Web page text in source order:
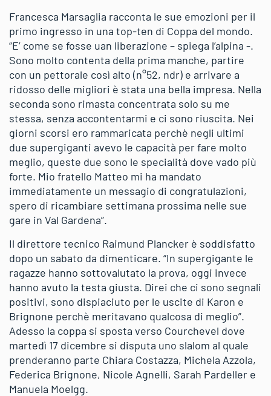
Francesca Marsaglia racconta le sue emozioni per il
primo ingresso in una top-ten di Coppa del mondo.
“E’ come se fosse uan liberazione – spiega l’alpina -.
Sono molto contenta della prima manche, partire
con un pettorale così alto (n°52, ndr) e arrivare a
ridosso delle migliori è stata una bella impresa. Nella
seconda sono rimasta concentrata solo su me
stessa, senza accontentarmi e ci sono riuscita. Nei
giorni scorsi ero rammaricata perchè negli ultimi
due supergiganti avevo le capacità per fare molto
meglio, queste due sono le specialità dove vado più
forte. Mio fratello Matteo mi ha mandato
immediatamente un messagio di congratulazioni,
spero di ricambiare settimana prossima nelle sue
gare in Val Gardena”.
Il direttore tecnico Raimund Plancker è soddisfatto
dopo un sabato da dimenticare. “In supergigante le
ragazze hanno sottovalutato la prova, oggi invece
hanno avuto la testa giusta. Direi che ci sono segnali
positivi, sono dispiaciuto per le uscite di Karon e
Brignone perchè meritavano qualcosa di meglio”.
Adesso la coppa si sposta verso Courchevel dove
martedì 17 dicembre si disputa uno slalom al quale
prenderanno parte Chiara Costazza, Michela Azzola,
Federica Brignone, Nicole Agnelli, Sarah Pardeller e
Manuela Moelgg.